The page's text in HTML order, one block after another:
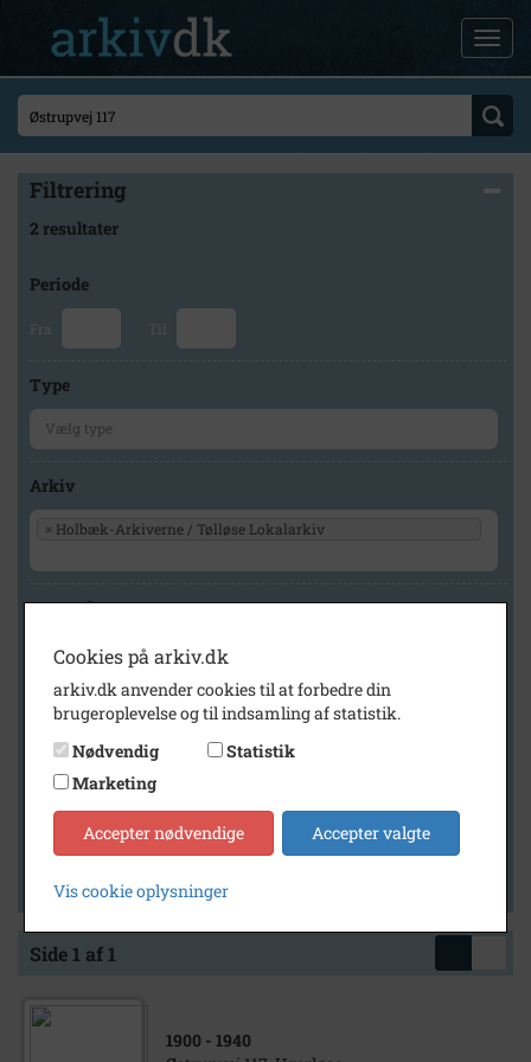
Filtrering
2 resultater
Periode
Fra Til
Type
Arkiv
× Holbæk-Arkiverne / Tølløse Lokalarkiv
Geografi
Generelt
Vis kun med billeder
Vis kun med filmklip
Vis kun med lydklip
Vis kun med kilder
Vis kun med geo-tag
Side 1 af 1
1900 - 1940
Cookies på arkiv.dk
arkiv.dk anvender cookies til at forbedre din
brugeroplevelse og til indsamling af statistik.
Nødvendig
Statistik
Marketing
Accepter nødvendige Accepter valgte
Vis cookie oplysninger